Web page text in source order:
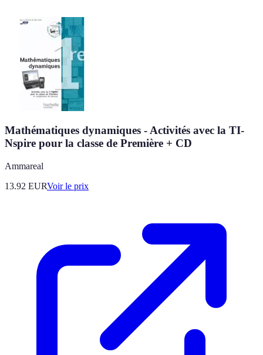
Mathématiques dynamiques - Activités avec la TI-
Nspire pour la classe de Première + CD
Ammareal
13.92 EURVoir le prix